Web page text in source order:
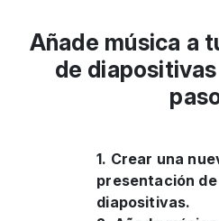
Añade música a
de
1. Crear una
presentación de
diapositivas.